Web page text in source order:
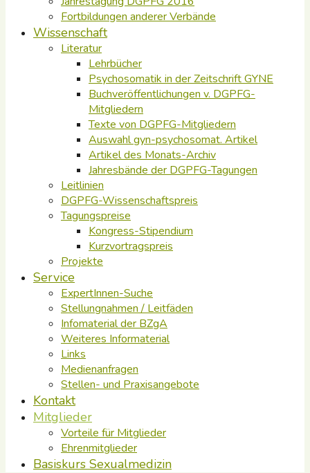
Fortbildungen anderer Verbände
Wissenschaft
Literatur
Lehrbücher
Psychosomatik in der Zeitschrift GYNE
Buchveröffentlichungen v. DGPFG-
Mitgliedern
Texte von DGPFG-Mitgliedern
Auswahl gyn-psychosomat. Artikel
Artikel des Monats-Archiv
Jahresbände der DGPFG-Tagungen
Leitlinien
DGPFG-Wissenschaftspreis
Tagungspreise
Kongress-Stipendium
Kurzvortragspreis
Projekte
Service
ExpertInnen-Suche
Stellungnahmen / Leitfäden
Infomaterial der BZgA
Weiteres Informaterial
Links
Medienanfragen
Stellen- und Praxisangebote
Kontakt
Mitglieder
Vorteile für Mitglieder
Ehrenmitglieder
Basiskurs Sexualmedizin